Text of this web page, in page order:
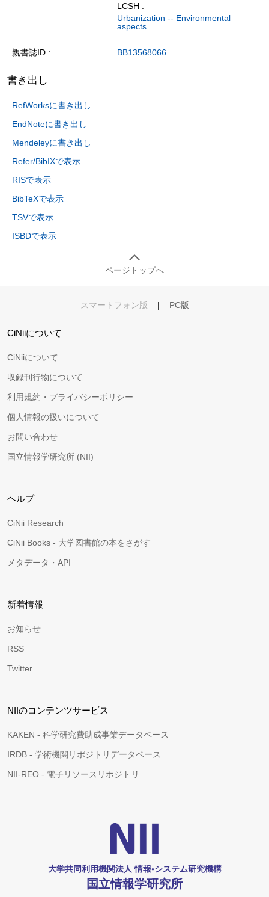
LCSH :
Urbanization -- Environmental
aspects
親書誌ID BB13568066
書き出し
RefWorksに書き出し
EndNoteに書き出し
Mendeleyに書き出し
Refer/BibIXで表示
RISで表示
BibTeXで表示
TSVで表示
ISBDで表示
ページトップへ
スマートフォン版 | PC版
CiNiiについて
CiNiiについて
収録刊行物について
利用規約・プライバシーポリシー
個人情報の扱いについて
お問い合わせ
国立情報学研究所 (NII)
ヘルプ
CiNii Research
CiNii Books - 大学図書館の本をさがす
メタデータ・API
新着情報
お知らせ
RSS
Twitter
NIIのコンテンツサービス
KAKEN - 科学研究費助成事業データベース
IRDB - 学術機関リポジトリデータベース
NII-REO - 電子リソースリポジトリ
大学共同利用機関法人 情報•システム研究機構
国立情報学研究所